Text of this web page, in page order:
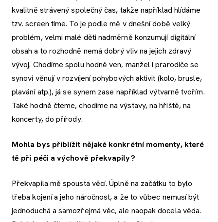
kvalitně strávený společný čas, takže například hlídáme
tzv. screen time. To je podle mě v dnešní době velký
problém, velmi malé děti nadměrně konzumují digitální
obsah a to rozhodně nemá dobrý vliv na jejich zdravý
vývoj. Chodíme spolu hodně ven, manžel i prarodiče se
synovi věnují v rozvíjení pohybových aktivit (kolo, brusle,
plavání atp.), já se synem zase například výtvarně tvořím.
Také hodně čteme, chodíme na výstavy, na hřiště, na
koncerty, do přírody.
Mohla bys přiblížit nějaké konkrétní momenty, které
tě při péči a výchově překvapily?
Překvapila mě spousta věcí. Úplně na začátku to bylo
třeba kojení a jeho náročnost, a že to vůbec nemusí být
jednoduchá a samozřejmá věc, ale naopak docela věda.